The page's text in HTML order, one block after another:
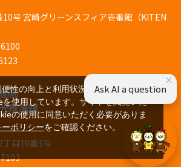
号 宮崎グリーンスフィア壱番館（KITEN
部
推進課
丁目10番1号
性の向上と利用状況の解析、広告配
使用しています。サイトを閲覧いた
の使用に同意いただく必要がありま
ポリシーをご確認ください。
×
Ask AI a question